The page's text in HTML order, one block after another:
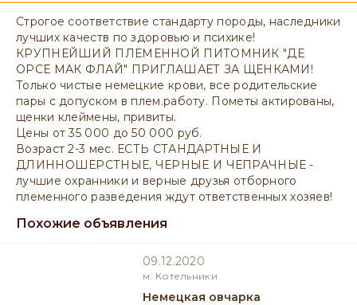
Строгое соответствие стандарту породы, наследники
лучших качеств по здоровью и психике!
КРУПНЕЙШИЙ ПЛЕМЕННОЙ ПИТОМНИК "ДЕ
ОРСЕ МАК ФЛАЙ" ПРИГЛАШАЕТ ЗА ЩЕНКАМИ!
Только чистые немецкие крови, все родительские
пары с допуском в плем.работу. Пометы актированы,
щенки клеймены, привиты.
Цены от 35 000 до 50 000 руб.
Возраст 2-3 мес. ЕСТЬ СТАНДАРТНЫЕ И
ДЛИННОШЕРСТНЫЕ, ЧЕРНЫЕ И ЧЕПРАЧНЫЕ -
лучшие охранники и верные друзья отборного
племенного разведения ждут ответственных хозяев!
Похожие объявления
09.12.2020
м. Котельники
Немецкая овчарка